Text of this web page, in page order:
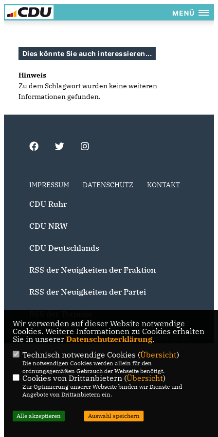
MENÜ
Dies könnte Sie auch interessieren...
Hinweis
Zu dem Schlagwort wurden keine weiteren
Informationen gefunden.
IMPRESSUM DATENSCHUTZ KONTAKT
CDU Ruhr
CDU NRW
CDU Deutschlands
RSS der Neuigkeiten der Fraktion
RSS der Neuigkeiten der Partei
@2026 CDU Bochum
Alle Rechte vorbehalten.
Realisation: Sharkness Media
GmbH & Co. KG
Wir verwenden auf dieser Website notwendige
Cookies. Weitere Informationen zu Cookies erhalten
Sie in unserer Datenschutzerklärung.
Technisch notwendige Cookies (Übersicht)
Die notwendigen Cookies werden allein für den
ordnungsgemäßen Gebrauch der Webseite benötigt.
Cookies von Drittanbietern (Übersicht)
Zur Optimierung unserer Webseite binden wir Dienste und
Angebote von Drittanbietern ein.
Alle akzeptieren Auswahl speichern